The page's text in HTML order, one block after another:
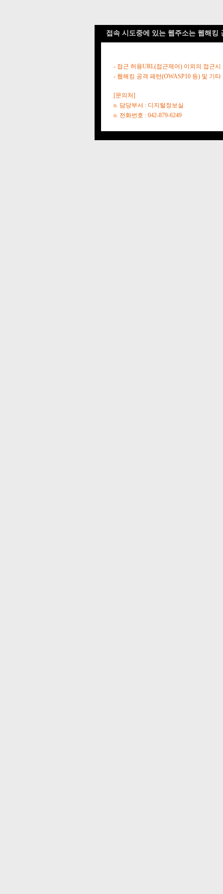
접속 시도중에 있는 웹주소는 웹해킹
- 접근 허용URL(접근제어) 이외의 접근시
- 웹해킹 공격 패턴(OWASP10 등) 및 기
[문의처]
o. 담당부서 : 디지털정보실
o. 전화번호 : 042-879-6249